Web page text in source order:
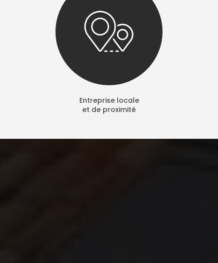
Entreprise locale
et de proximité